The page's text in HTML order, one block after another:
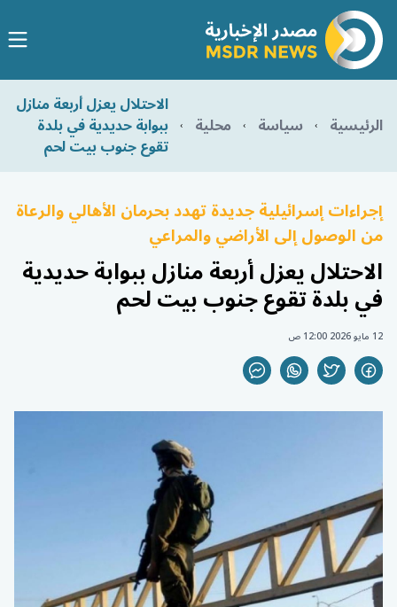
الرئيسية سياسة محلية
الاحتلال يعزل أربعة منازل
ببوابة حديدية في بلدة
تقوع جنوب بيت لحم
إجراءات إسرائيلية جديدة تهدد بحرمان الأهالي والرعاة
من الوصول إلى الأراضي والمراعي
الاحتلال يعزل أربعة منازل ببوابة حديدية
في بلدة تقوع جنوب بيت لحم
12 مايو 2026 12:00 ص